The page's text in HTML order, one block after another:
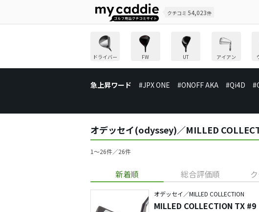
クチコミ 54,023件
ドライバー FW UT アイアン
急上昇ワード #JPX ONE #ONOFF AKA #Qi4D
オデッセイ(odyssey)／MILLED
1〜26件／26件
新着順 総合評価順
オデッセイ／MILLED COLLECTION
MILLED COLLECTION TX #9